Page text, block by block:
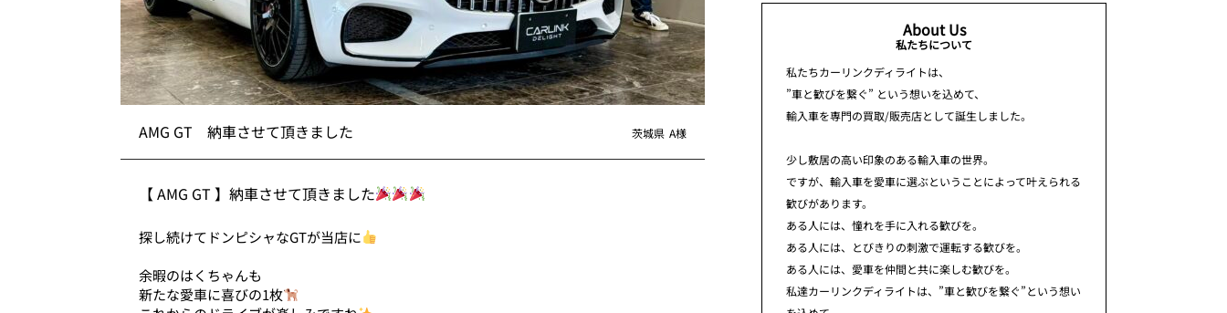
AMG GT 納車させて頂きました 茨城県 A様
【 AMG GT 】納車させて頂きました
探し続けてドンピシャなGTが当店に
余暇のはくちゃんも
新たな愛車に喜びの1枚
About Us
私たちについて
私たちカーリンクディライトは、
”車と歓びを繋ぐ” という想いを込めて、
輸入車を専門の買取/販売店として誕生しました。
少し敷居の高い印象のある輸入車の世界。
ですが、輸入車を愛車に選ぶということによって叶えられる
歓びがあります。
ある人には、憧れを手に入れる歓びを。
ある人には、とびきりの刺激で運転する歓びを。
ある人には、愛車を仲間と共に楽しむ歓びを。
私達カーリンクディライトは、”車と歓びを繋ぐ”という想い